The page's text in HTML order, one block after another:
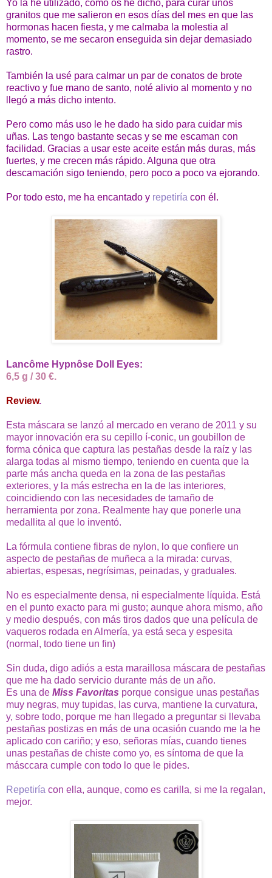
Yo la he utilizado, como os he dicho, para curar unos
granitos que me salieron en esos días del mes en que las
hormonas hacen fiesta, y me calmaba la molestia al
momento, se me secaron enseguida sin dejar demasiado
rastro.
También la usé para calmar un par de conatos de brote
reactivo y fue mano de santo, noté alivio al momento y no
llegó a más dicho intento.
Pero como más uso le he dado ha sido para cuidar mis
uñas. Las tengo bastante secas y se me escaman con
facilidad. Gracias a usar este aceite están más duras, más
fuertes, y me crecen más rápido. Alguna que otra
descamación sigo teniendo, pero poco a poco va ejorando.
Por todo esto, me ha encantado y repetiría con él.
Lancôme Hypnôse Doll Eyes:
6,5 g / 30 €.
Review.
Esta máscara se lanzó al mercado en verano de 2011 y su
mayor innovación era su cepillo í-conic, un goubillon de
forma cónica que captura las pestañas desde la raíz y las
alarga todas al mismo tiempo, teniendo en cuenta que la
parte más ancha queda en la zona de las pestañas
exteriores, y la más estrecha en la de las interiores,
coincidiendo con las necesidades de tamaño de
herramienta por zona. Realmente hay que ponerle una
medallita al que lo inventó.
La fórmula contiene fibras de nylon, lo que confiere un
aspecto de pestañas de muñeca a la mirada: curvas,
abiertas, espesas, negrísimas, peinadas, y graduales.
No es especialmente densa, ni especialmente líquida. Está
en el punto exacto para mi gusto; aunque ahora mismo, año
y medio después, con más tiros dados que una película de
vaqueros rodada en Almería, ya está seca y espesita
(normal, todo tiene un fin)
Sin duda, digo adiós a esta maraillosa máscara de pestañas
que me ha dado servicio durante más de un año.
Es una de Miss Favoritas porque consigue unas pestañas
muy negras, muy tupidas, las curva, mantiene la curvatura,
y, sobre todo, porque me han llegado a preguntar si llevaba
pestañas postizas en más de una ocasión cuando me la he
aplicado con cariño; y eso, señoras mías, cuando tienes
unas pestañas de chiste como yo, es síntoma de que la
másccara cumple con todo lo que le pides.
Repetiría con ella, aunque, como es carilla, si me la regalan,
mejor.